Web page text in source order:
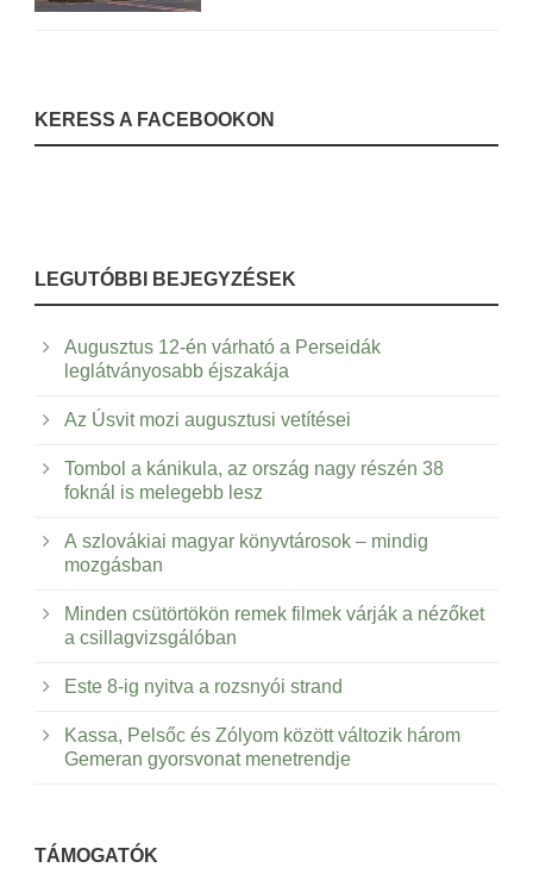
KERESS A FACEBOOKON
LEGUTÓBBI BEJEGYZÉSEK
Augusztus 12-én várható a Perseidák
leglátványosabb éjszakája
Az Úsvit mozi augusztusi vetítései
Tombol a kánikula, az ország nagy részén 38
foknál is melegebb lesz
A szlovákiai magyar könyvtárosok – mindig
mozgásban
Minden csütörtökön remek filmek várják a nézőket
a csillagvizsgálóban
Este 8-ig nyitva a rozsnyói strand
Kassa, Pelsőc és Zólyom között változik három
Gemeran gyorsvonat menetrendje
TÁMOGATÓK